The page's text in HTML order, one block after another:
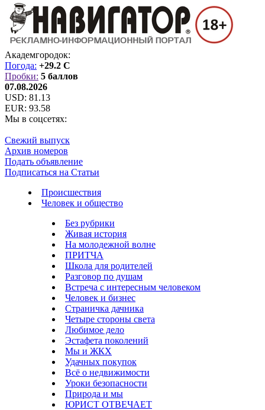
Академгородок:
Погода: +29.2 C
Пробки: 5 баллов
07.08.2026
USD: 81.13
EUR: 93.58
Мы в соцсетях:
Свежий выпуск
Архив номеров
Подать объявление
Подписаться на Статьи
Происшествия
Человек и общество
Без рубрики
Живая история
На молодежной волне
ПРИТЧА
Школа для родителей
Разговор по душам
Встреча с интересным человеком
Человек и бизнес
Страничка дачника
Четыре стороны света
Любимое дело
Эстафета поколений
Мы и ЖКХ
Удачных покупок
Всё о недвижимости
Уроки безопасности
Природа и мы
ЮРИСТ ОТВЕЧАЕТ